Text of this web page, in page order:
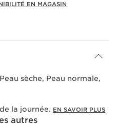
EN MAGASIN
sèche, Peau normale,
la journée. EN SAVOIR PLUS
autres